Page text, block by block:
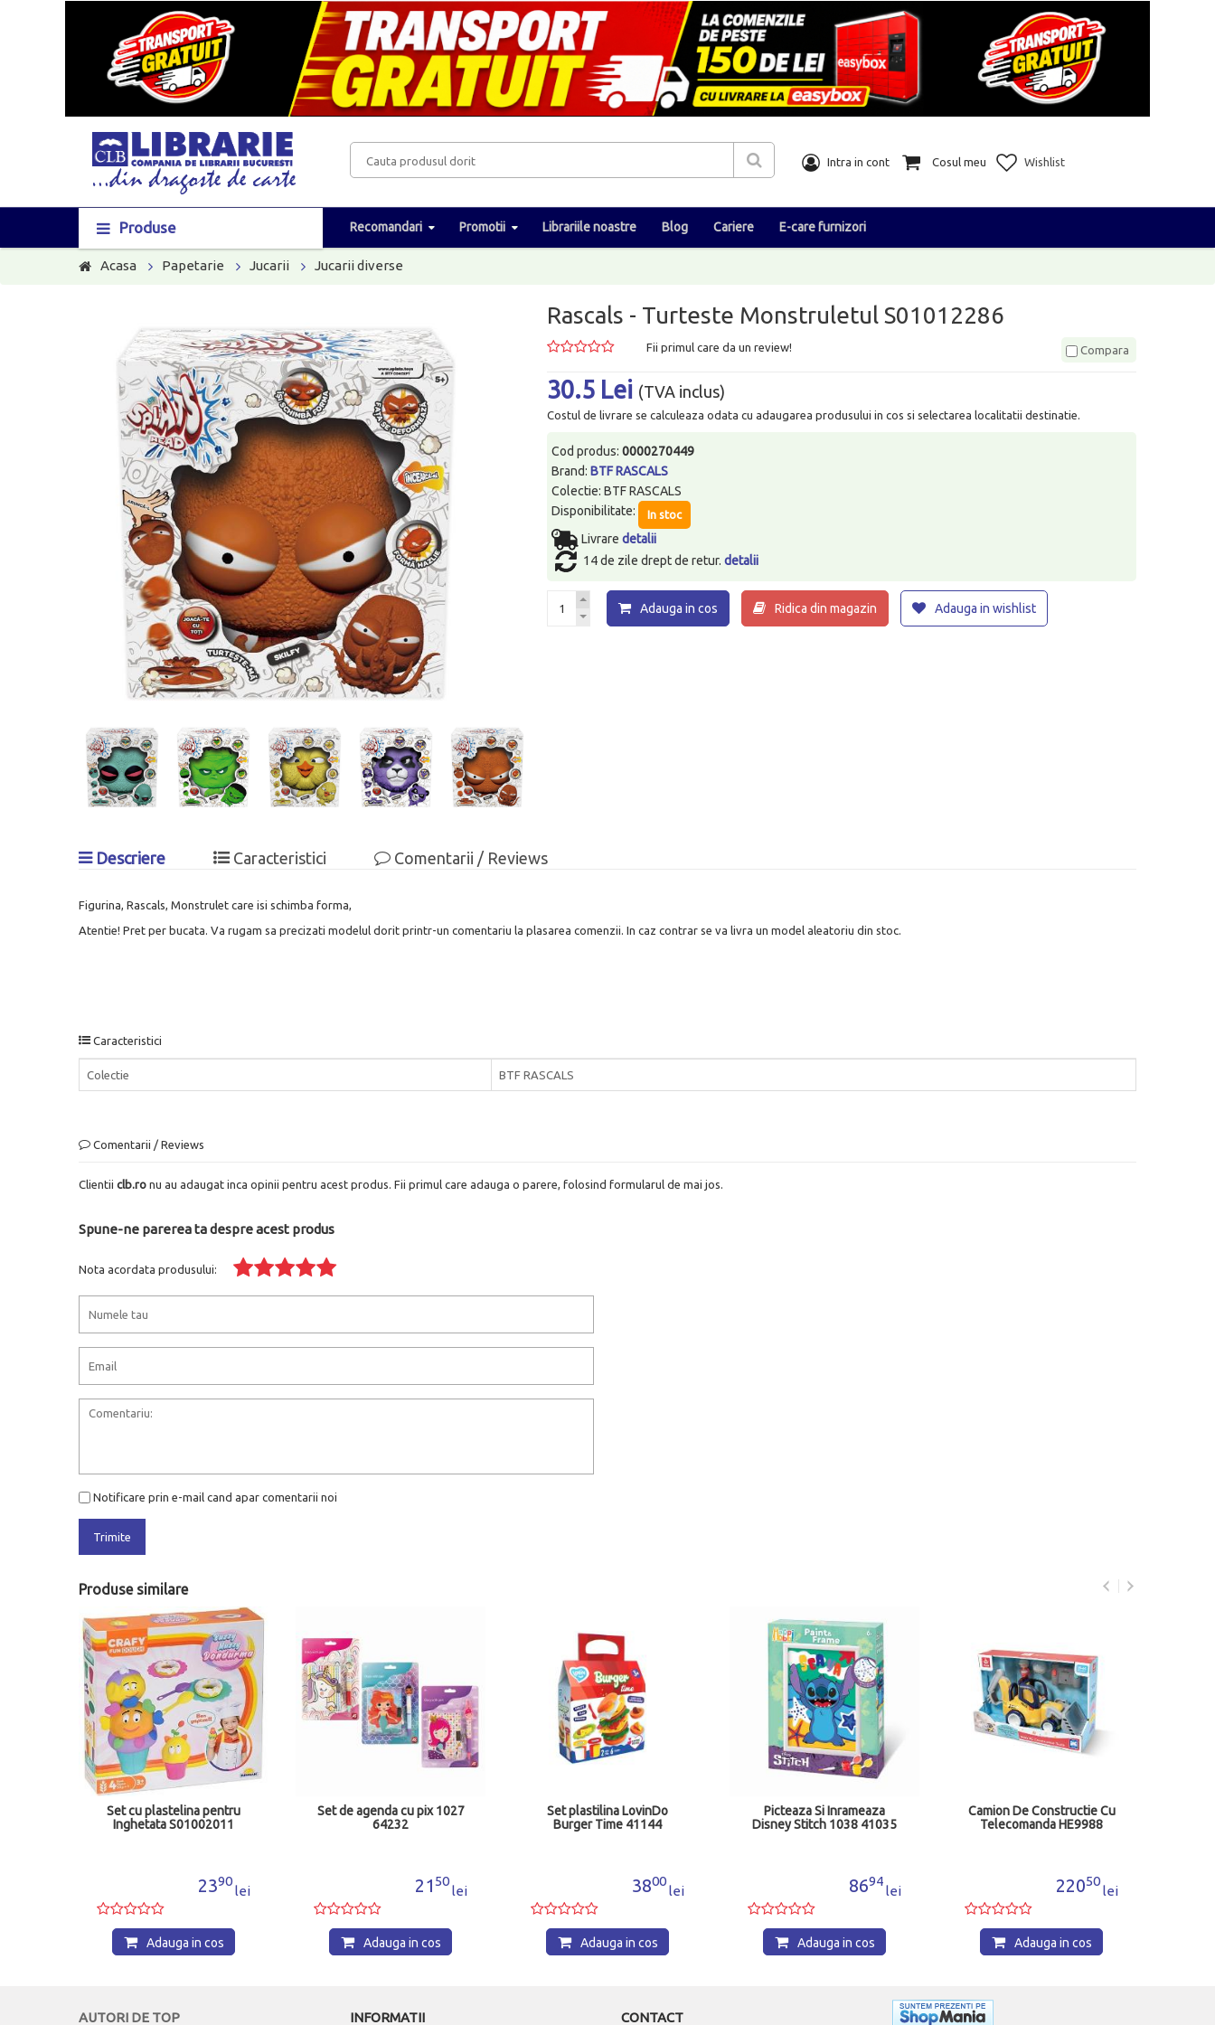
Intra in cont Cosul meu Wishlist
Produse Recomandari Promotii Librariile noastre Blog Cariere E-care furnizori
Acasa Papetarie Jucarii Jucarii diverse
Rascals - Turteste Monstruletul S01012286
Fii primul care da un review! Compara
30.5 Lei (TVA inclus)
Costul de livrare se calculeaza odata cu adaugarea produsului in cos si selectarea localitatii destinatie.
Cod produs:0000270449
Brand:BTF RASCALS
Colectie: BTF RASCALS
Disponibilitate:
In stoc
Livraredetalii
14 de zile drept de retur.detalii
Adauga in cos Ridica din magazin Adauga in wishlist
Descriere Caracteristici Comentarii / Reviews
Figurina, Rascals, Monstrulet care isi schimba forma,
Atentie! Pret per bucata. Va rugam sa precizati modelul dorit printr-un comentariu la plasarea comenzii. In caz contrar se va livra un model aleatoriu din stoc.
Caracteristici
Colectie BTF RASCALS
Comentarii / Reviews
Clientii clb.ro nu au adaugat inca opinii pentru acest produs. Fii primul care adauga o parere, folosind formularul de mai jos.
Spune-ne parerea ta despre acest produs
Nota acordata produsului:
Notificare prin e-mail cand apar comentarii noi
Trimite
Produse similare
Set cu plastelina pentru
Inghetata S01002011
2390
lei
Adauga in cos
Set de agenda cu pix 1027
64232
21 50
lei
Adauga in cos
Set plastilina LovinDo
Burger Time 41144
3800
lei
Adauga in cos
Picteaza Si Inrameaza
Disney Stitch 1038 41035
8694
lei
Adauga in cos
Camion De Constructie Cu
Telecomanda HE9988
22050
lei
Adauga in cos
AUTORI DE TOP INFORMATII CONTACT